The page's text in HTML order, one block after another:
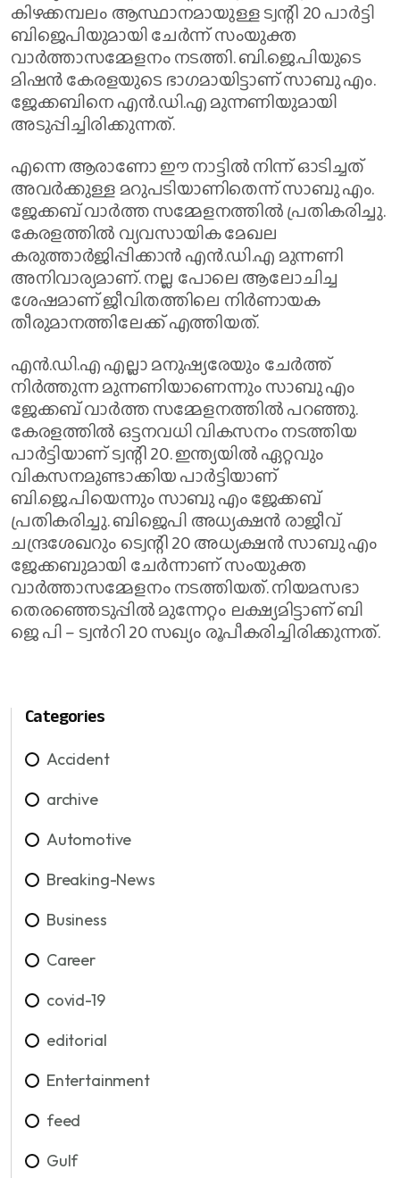
കിഴക്കമ്പലം ആസ്ഥാനമായുള്ള ട്വന്റി 20 പാർട്ടി
ബിജെപിയുമായി ചേർന്ന് സംയുക്ത
വാർത്താസമ്മേളനം നടത്തി. ബി.ജെ.പിയുടെ
മിഷൻ കേരളയുടെ ഭാ​ഗമായിട്ടാണ് സാബു എം.
ജേക്കബിനെ എൻ.ഡി.എ മുന്നണിയുമായി
അടുപ്പിച്ചിരിക്കുന്നത്.
എന്നെ ആരാണോ ഈ നാട്ടിൽ നിന്ന് ഓടിച്ചത്
അവർക്കുള്ള മറുപടിയാണിതെന്ന് സാബു എം.
ജേക്കബ് വാർത്ത സമ്മേളനത്തിൽ പ്രതികരിച്ചു.
കേരളത്തിൽ വ്യവസായിക മേഖല
കരുത്താർജിപ്പിക്കാൻ എൻ.ഡി.എ മുന്നണി
അനിവാര്യമാണ്. നല്ല പോലെ ആലോചിച്ച
ശേഷമാണ് ജീവിതത്തിലെ നിർണായക
തീരുമാനത്തിലേക്ക് എത്തിയത്.
എൻ.ഡി.എ എല്ലാ മനുഷ്യരേയും ചേർത്ത്
നിർത്തുന്ന മുന്നണിയാണെന്നും സാബു എം
ജേക്കബ് വാർത്ത സമ്മേളനത്തിൽ പറഞ്ഞു.
കേരളത്തിൽ ഒട്ടനവധി വികസനം നടത്തിയ
പാർട്ടിയാണ് ട്വന്റി 20. ഇന്ത്യയിൽ ഏറ്റവും
വികസനമുണ്ടാക്കിയ പാർട്ടിയാണ്
ബി.ജെ.പിയെന്നും സാബു എം ജേക്കബ്
പ്രതികരിച്ചു. ബിജെപി അധ്യക്ഷൻ രാജീവ്
ചന്ദ്രശേഖറും ട്വെന്റി 20 അധ്യക്ഷൻ സാബു എം
ജേക്കബുമായി ചേർന്നാണ് സംയുക്ത
വാർത്താസമ്മേളനം നടത്തിയത്. നിയമസഭാ
തെരഞ്ഞെടുപ്പിൽ മുന്നേറ്റം ലക്ഷ്യമിട്ടാണ് ബി
ജെ പി – ട്വന്‍റി 20 സഖ്യം രൂപീകരിച്ചിരിക്കുന്നത്.
Categories
Accident
archive
Automotive
Breaking-News
Business
Career
covid-19
editorial
Entertainment
feed
Gulf